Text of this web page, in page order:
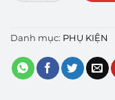
Danh mục: PHỤ KIỆN